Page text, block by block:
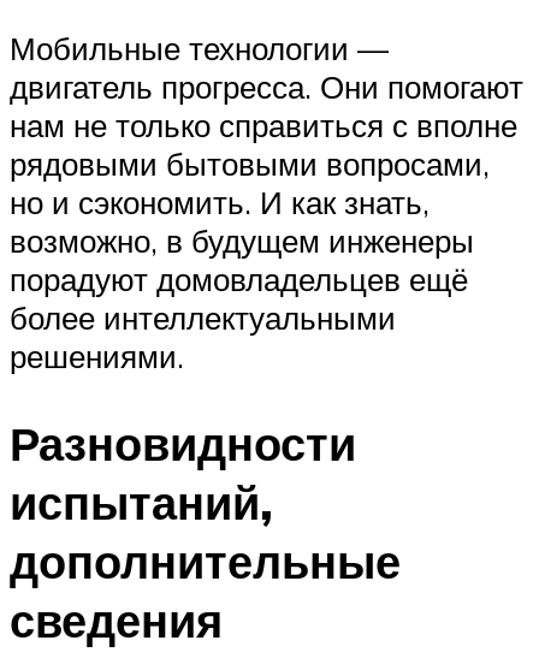
Мобильные технологии —
двигатель прогресса. Они помогают
нам не только справиться с вполне
рядовыми бытовыми вопросами,
но и сэкономить. И как знать,
возможно, в будущем инженеры
порадуют домовладельцев ещё
более интеллектуальными
решениями.
Разновидности
испытаний,
дополнительные
сведения